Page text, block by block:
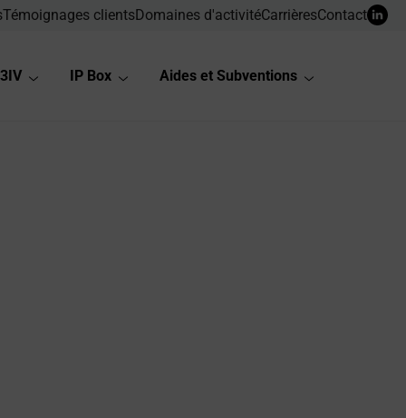
Témoignages clientsDomaines d'activitéCarrièresContact
IP Box Aides et Subventions